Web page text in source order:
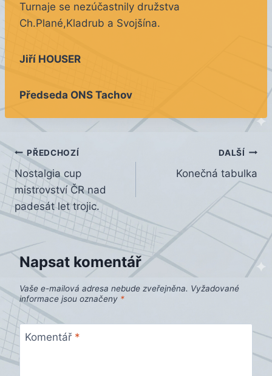
Turnaje se nezúčastnily družstva
Ch.Plané,Kladrub a Svojšína.
Jiří HOUSER
Předseda ONS Tachov
Navigace
pro
příspěvek
PŘEDCHOZÍ
Nostalgia cup
mistrovství ČR nad
padesát let trojic.
DALŠÍ
Konečná tabulka
Napsat komentář
Vaše e-mailová adresa nebude zveřejněna. Vyžadované
informace jsou označeny *
Komentář *